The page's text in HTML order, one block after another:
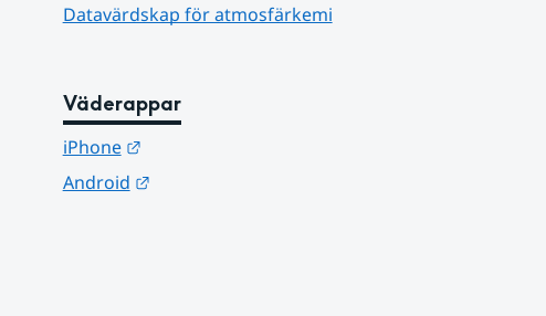
Datavärdskap för atmosfärkemi
Väderappar
iPhone
Länk till annan webbplats.
Android
Länk till annan webbplats.